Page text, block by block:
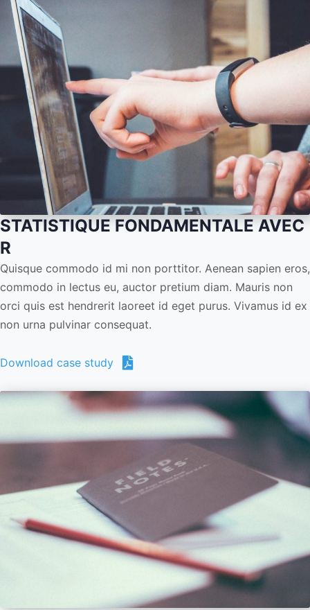
STATISTIQUE FONDAMENTALE AVEC
R
Quisque commodo id mi non porttitor. Aenean sapien eros,
commodo in lectus eu, auctor pretium diam. Mauris non
orci quis est hendrerit laoreet id eget purus. Vivamus id ex
non urna pulvinar consequat.
Download case study